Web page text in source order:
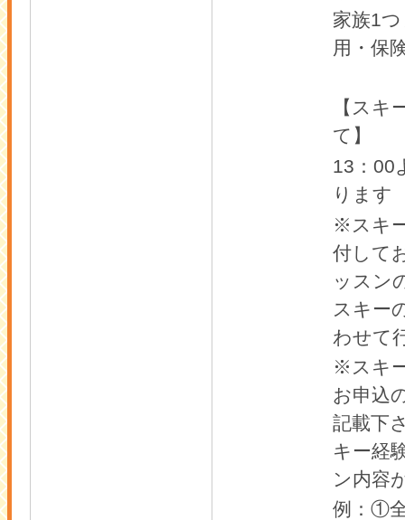
家族1
用・保
【スキ
て】
13 ： 00
ります
※スキ
付して
ッスン
スキー
わせて
※スキ
お申込
記載下
キー経
ン内容
例：①